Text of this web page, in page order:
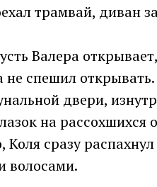
трамвай, диван
Валера
не спешил
двери,
на рассохшихся
сразу
волосами.